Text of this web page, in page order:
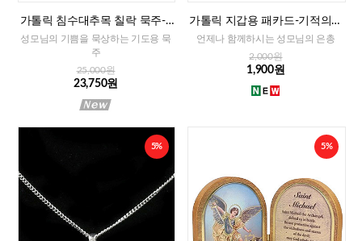
가톨릭 침수대추목 칠락 묵주-8
mm
성모님의 기쁨을 묵상하는 기도용 묵
주
25,000원
23,750원
가톨릭 지갑용 패카드-기적의성
모님(이태리)
언제나 함께하시는 성모님의 은총
2,000원
1,900원
5% 5%